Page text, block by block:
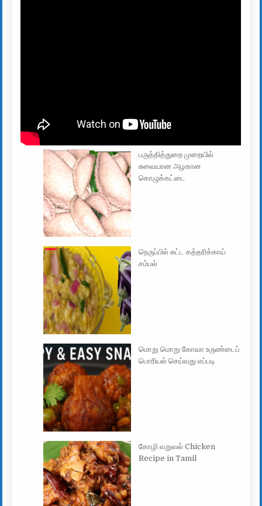
பருத்தித்துறை முறையில்
சுவையான அழகான
கொழுக்கட்டை
நெருப்பில் சுட்ட கத்தரிக்காய்
சம்பல்
மொறு மொறு கோவா உருண்டைப்
பொரியல் செய்வது எப்படி
கோழி வறுவல் Chicken
Recipe in Tamil